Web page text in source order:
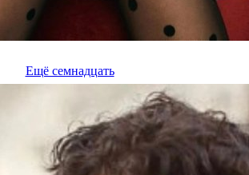
Ещё семнадцать